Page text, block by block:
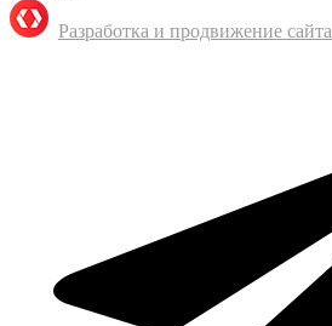
Разработка и продвижение сайта